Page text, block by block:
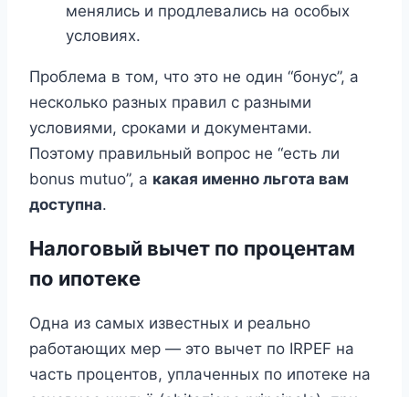
менялись и продлевались на особых
условиях.
Проблема в том, что это не один “бонус”, а
несколько разных правил с разными
условиями, сроками и документами.
Поэтому правильный вопрос не “есть ли
bonus mutuo”, а какая именно льгота вам
доступна.
Налоговый вычет по процентам
по ипотеке
Одна из самых известных и реально
работающих мер — это вычет по IRPEF на
часть процентов, уплаченных по ипотеке на